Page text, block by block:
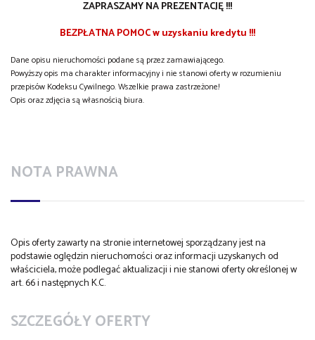
ZAPRASZAMY NA PREZENTACJĘ !!!
BEZPŁATNA POMOC w uzyskaniu kredytu !!!
Dane opisu nieruchomości podane są przez zamawiającego.
Powyższy opis ma charakter informacyjny i nie stanowi oferty w rozumieniu
przepisów Kodeksu Cywilnego. Wszelkie prawa zastrzeżone!
Opis oraz zdjęcia są własnością biura.
NOTA PRAWNA
Opis oferty zawarty na stronie internetowej sporządzany jest na
podstawie oględzin nieruchomości oraz informacji uzyskanych od
właściciela, może podlegać aktualizacji i nie stanowi oferty określonej w
art. 66 i następnych K.C.
SZCZEGÓŁY OFERTY